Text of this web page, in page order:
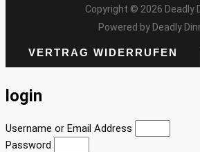
Copyright © 2026 Deadly
Powered by Deadly
VERTRAG WIDERRUFEN
login
Username or Email Address
Password